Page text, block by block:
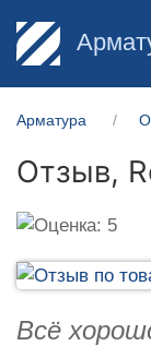
Арматура
Отзыв,
Всё